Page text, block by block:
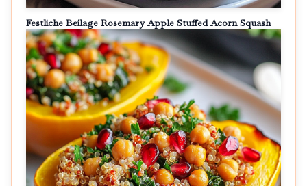
Festliche Beilage Rosemary Apple Stuffed Acorn Squash